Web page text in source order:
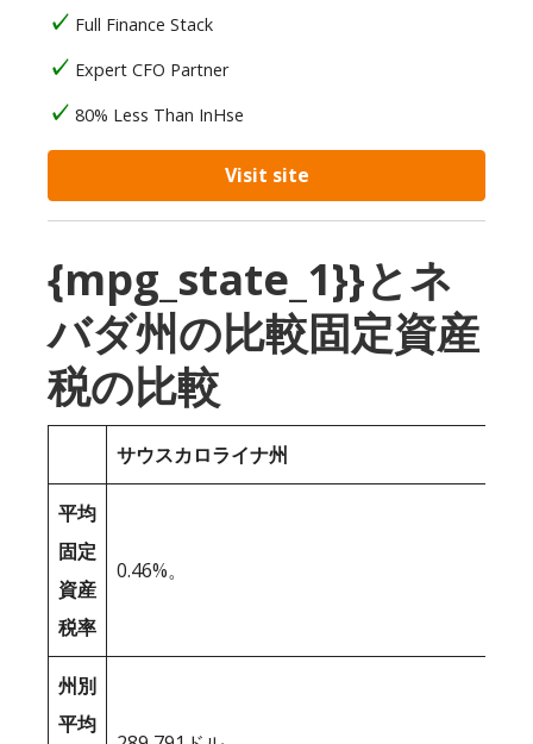
Full Finance Stack
Expert CFO Partner
80% Less Than InHse
Visit site
{mpg_state_1}}とネ
バダ州の比較固定資産
税の比較
サウスカロライナ州
平均
固定
資産
税率
0.46%。
州別
平均